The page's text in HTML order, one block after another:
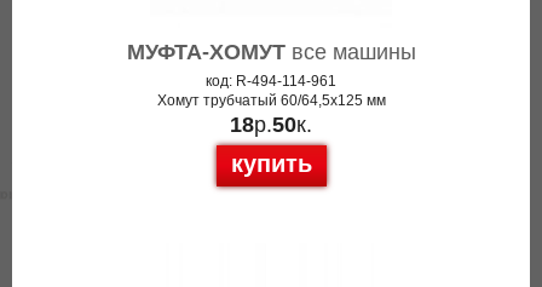
МУФТА-ХОМУТвсе машины
код: R-494-114-961
Хомут трубчатый 60/64,5x125 мм
18р.50к.
купить